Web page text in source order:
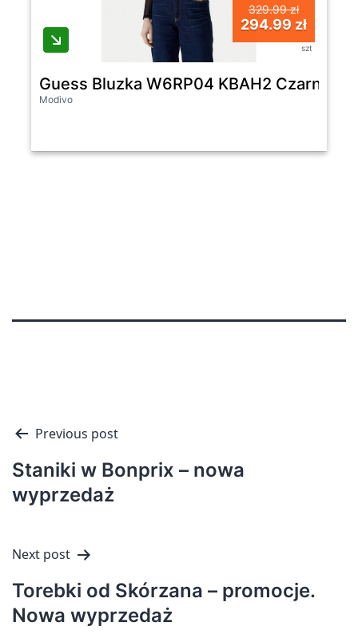
329.99 zł
294.99 zł
szt
Guess Bluzka W6RP04 KBAH2 Czarny
Modivo
Nawigacja
wpisu
Previous post
Staniki w Bonprix – nowa
wyprzedaż
Next post
Torebki od Skórzana – promocje.
Nowa wyprzedaż